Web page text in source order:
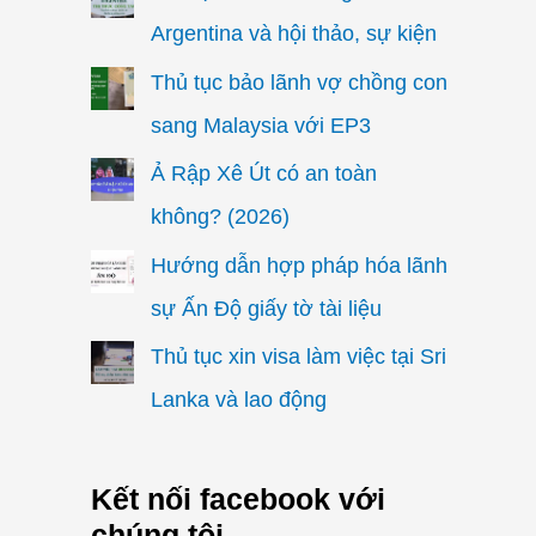
Argentina và hội thảo, sự kiện
Thủ tục bảo lãnh vợ chồng con
sang Malaysia với EP3
Ả Rập Xê Út có an toàn
không? (2026)
Hướng dẫn hợp pháp hóa lãnh
sự Ấn Độ giấy tờ tài liệu
Thủ tục xin visa làm việc tại Sri
Lanka và lao động
Kết nối facebook với